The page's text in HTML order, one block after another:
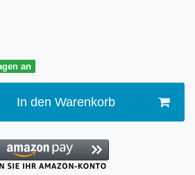
an
In den Warenkorb